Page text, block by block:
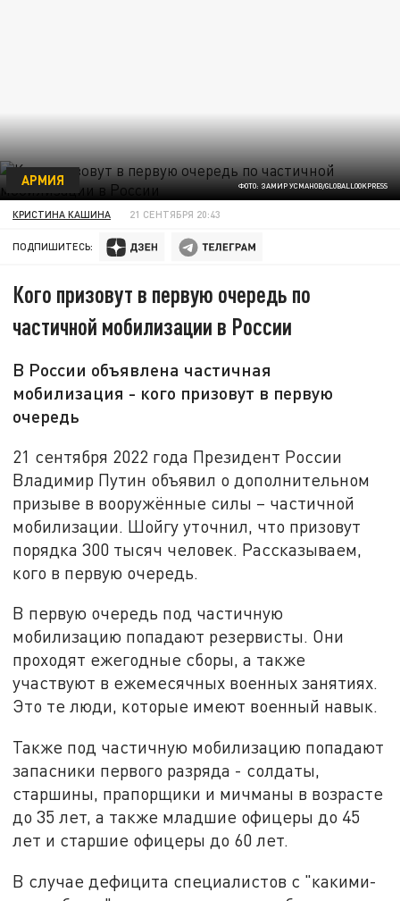
ФОТО: ЗАМИР УСМАНОВ/GLOBALLOOKPRESS
АРМИЯ
КРИСТИНА КАШИНА 21 СЕНТЯБРЯ 20:43
ПОДПИШИТЕСЬ:
Кого призовут в первую очередь по
частичной мобилизации в России
В России объявлена частичная
мобилизация - кого призовут в первую
очередь
21 сентября 2022 года Президент России
Владимир Путин объявил о дополнительном
призыве в вооружённые силы – частичной
мобилизации. Шойгу уточнил, что призовут
порядка 300 тысяч человек. Рассказываем,
кого в первую очередь.
В первую очередь под частичную
мобилизацию попадают резервисты. Они
проходят ежегодные сборы, а также
участвуют в ежемесячных военных занятиях.
Это те люди, которые имеют военный навык.
Также под частичную мобилизацию попадают
запасники первого разряда - солдаты,
старшины, прапорщики и мичманы в возрасте
до 35 лет, а также младшие офицеры до 45
лет и старшие офицеры до 60 лет.
В случае дефицита специалистов с "какими-